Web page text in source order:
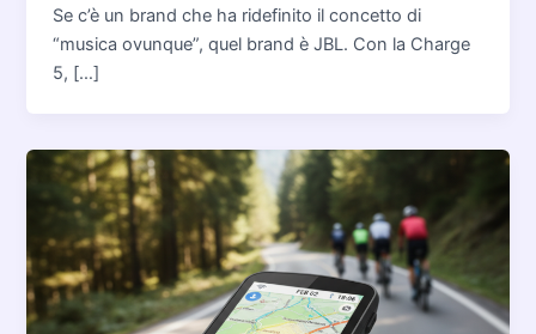
Se c’è un brand che ha ridefinito il concetto di
“musica ovunque”, quel brand è JBL. Con la Charge
5, […]